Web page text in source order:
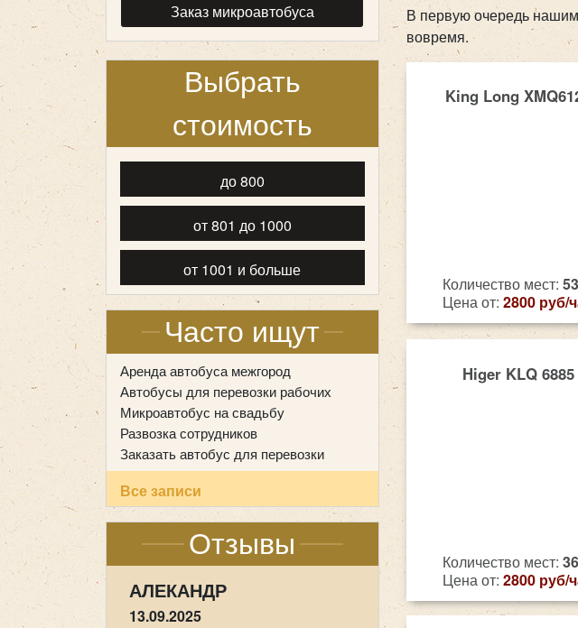
Заказ микроавтобуса
Выбрать
стоимость
до 800
от 801 до 1000
от 1001 и больше
Часто ищут
Аренда автобуса межгород
Автобусы для перевозки рабочих
Микроавтобус на свадьбу
Развозка сотрудников
Заказать автобус для перевозки
Все записи
Отзывы
НАСТАСИЯ
09.05.2025
В первую очередь
вовремя.
King Long
Количество мест:53
Цена от:2800 руб/
Higer KLQ 6885
Количество мест:36
Цена от:2800 руб/